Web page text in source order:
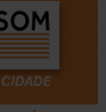
(510)
(152)